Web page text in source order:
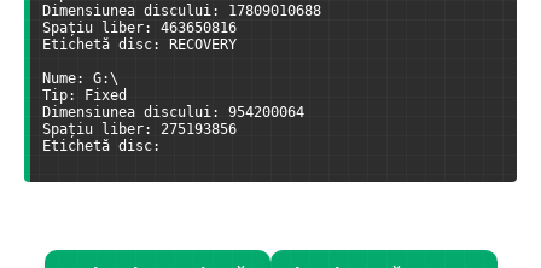
Dimensiunea discului: 17809010688
Spațiu liber: 463650816
Etichetă disc: RECOVERY
Nume: G:\
Tip: Fixed
Dimensiunea discului: 954200064
Spațiu liber: 275193856
Etichetă disc: